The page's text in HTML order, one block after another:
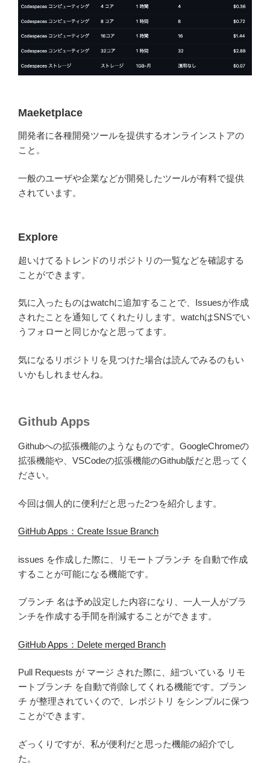
Maeketplace
開発者に各種開発ツールを提供するオンラインストアの
こと。
一般のユーザや企業などが開発したツールが有料で提供
されています。
Explore
超いけてるトレンドのリポジトリの一覧などを確認する
ことができます。
気に入ったものはwatchに追加することで、Issuesが作成
されたことを通知してくれたりします。watchはSNSでい
うフォローと同じかなと思ってます。
気になるリポジトリを見つけた場合は読んでみるのもい
いかもしれませんね。
Github Apps
Githubへの拡張機能のようなものです。GoogleChromeの
拡張機能や、VSCodeの拡張機能のGithub版だと思ってく
ださい。
今回は個人的に便利だと思った2つを紹介します。
GitHub Apps：Create Issue Branch
issues を作成した際に、リモートブランチ を自動で作成
することが可能になる機能です。
ブランチ 名は予め設定した内容になり、一人一人がブラ
ンチを作成する手間を削減することができます。
GitHub Apps：Delete merged Branch
Pull Requests が マージ された際に、紐づいている リモ
ートブランチ を自動で削除してくれる機能です。ブラン
チ が整理されていくので、レポジトリ をシンプルに保つ
ことができます。
ざっくりですが、私が便利だと思った機能の紹介でし
た。